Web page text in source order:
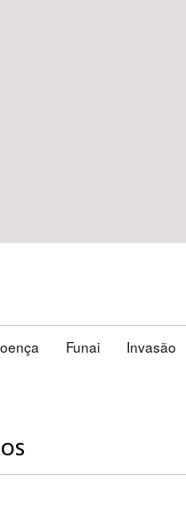
Funai Invasão